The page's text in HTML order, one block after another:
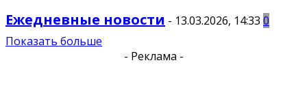
Ежедневные новости - 13.03.2026, 14:33 0
Показать больше
- Реклама -